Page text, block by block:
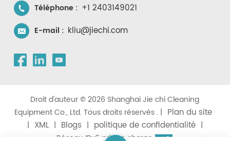
Téléphone : +1 2403149021
E-mail : kliu@jiechi.com
Droit d'auteur © 2026 Shanghai Jie chi Cleaning
Equipment Co., Ltd. Tous droits réservés . | Plan du site
| XML | Blogs | politique de confidentialité |
Réseau IPv6 pris en charge